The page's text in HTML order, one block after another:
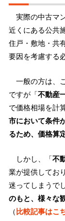
実際の中古マ
近くにある公共
住戸・敷地・共
要因を考慮する
一般の方は、
ですが「不動産
で価格相場を計
市において条件
るため、価格算
しかし、「不
業が提供してお
迷ってしまうで
のもと、様々な
（比較記事はこ